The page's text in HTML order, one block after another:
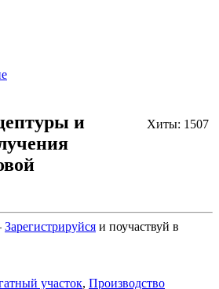
Хиты: 1507
и
Зарегистрируйся и поучаствуй в
участок, Производство